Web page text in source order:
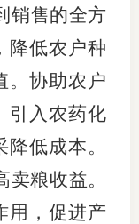
销售的全方
降低农户种
。协助农户
引入农药化
低成本。
粮收益。
用，促进产